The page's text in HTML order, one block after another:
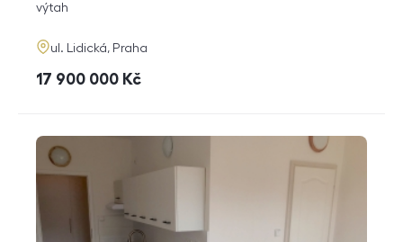
funkce
výtah
adresa
ul. Lidická, Praha
cena
17 900 000 Kč